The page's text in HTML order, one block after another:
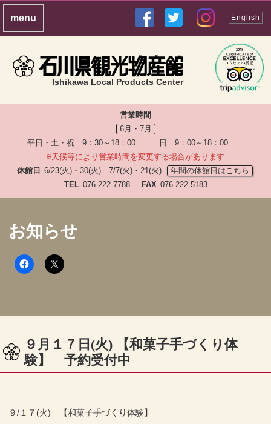
Ishikawa Local Products Center
English
営業時間
6月・7月
平日・土・祝 9：30～18：00 日 9：00～18：00
※天候等により営業時間を変更する場合があります
休館日 6/23(火)・30(火) 7/7(火)・21(火)
年間の休館日はこちら
TEL 076-222-7788 FAX 076-222-5183
お知らせ
９月１７日(火) 【和菓子手づくり体
験】 予約受付中
９/１７(火) 【和菓子手づくり体験】